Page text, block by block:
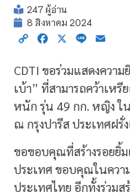
247 ผู้อ่าน
8 สิงหาคม 2024
Copy Facebook
X Line
CDTI ขอร่วมแสดงควา
เบ้า” ที่สามารถคว้าเห
หนัก รุ่น 49 กก. หญิง ใ
ณ กรุงปารีส ประเทศฝรั่
ขอขอบคุณที่สร้างรอยยิ้
ประเทศ ขอบคุณในควา
ประเทศไทย อีกทั้งร่วม